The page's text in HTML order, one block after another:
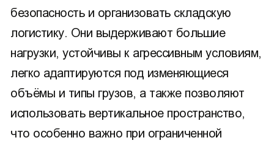
безопасность и организовать складскую
логистику. Они выдерживают большие
нагрузки, устойчивы к агрессивным условиям,
легко адаптируются под изменяющиеся
объёмы и типы грузов, а также позволяют
использовать вертикальное пространство,
что особенно важно при ограниченной